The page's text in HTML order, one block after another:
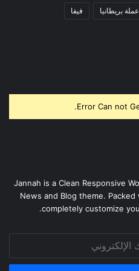
عملة بريطانيا فيفا
Error Can not
Jannah is a Clean Responsive
News and Blog theme.
completely customize